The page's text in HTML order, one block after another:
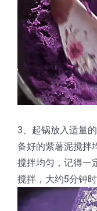
3、起锅放入适量
备好的紫薯泥搅拌
搅拌均匀，记得一
搅拌，大约5分钟